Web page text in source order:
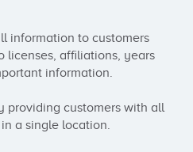
information to customers
licenses, affiliations, years
information.
providing customers with all
a single location.